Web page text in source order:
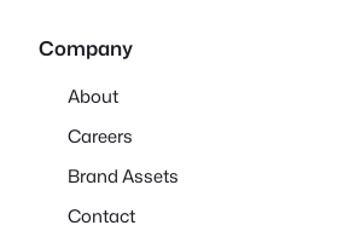
Company
About
Careers
Brand Assets
Contact